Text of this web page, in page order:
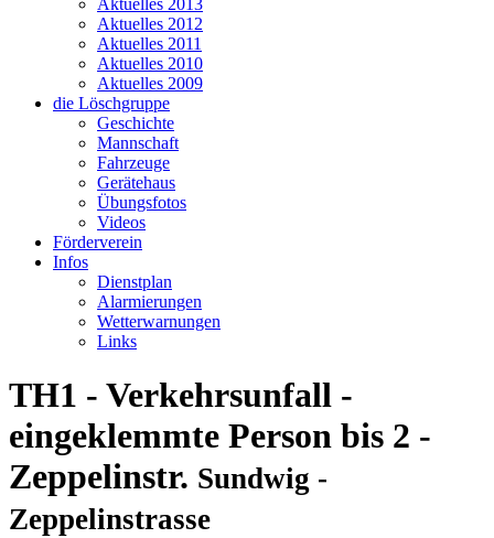
Aktuelles 2013
Aktuelles 2012
Aktuelles 2011
Aktuelles 2010
Aktuelles 2009
die Löschgruppe
Geschichte
Mannschaft
Fahrzeuge
Gerätehaus
Übungsfotos
Videos
Förderverein
Infos
Dienstplan
Alarmierungen
Wetterwarnungen
Links
TH1 - Verkehrsunfall -
eingeklemmte Person bis 2 -
Zeppelinstr. Sundwig -
Zeppelinstrasse